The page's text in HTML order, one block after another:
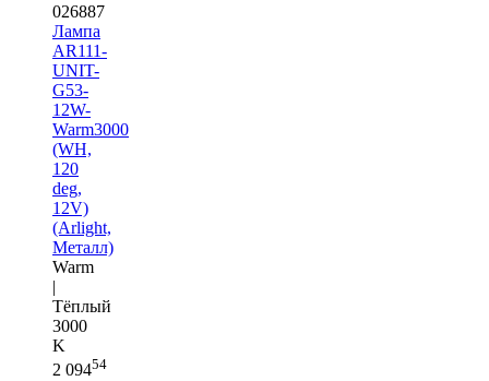
026887
Лампа
AR111-
UNIT-
G53-
12W-
Warm3000
(WH,
120
deg,
12V)
(Arlight,
Металл)
Warm
|
Тёплый
3000
K
2 09454